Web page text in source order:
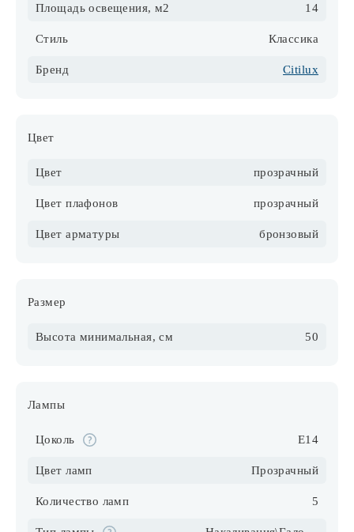
Площадь освещения, м2 14
Стиль Классика
Бренд Citilux
Цвет
Цвет прозрачный
Цвет плафонов прозрачный
Цвет арматуры бронзовый
Размер
Высота минимальная, см 50
Лампы
Цоколь E14
Цвет ламп Прозрачный
Количество ламп 5